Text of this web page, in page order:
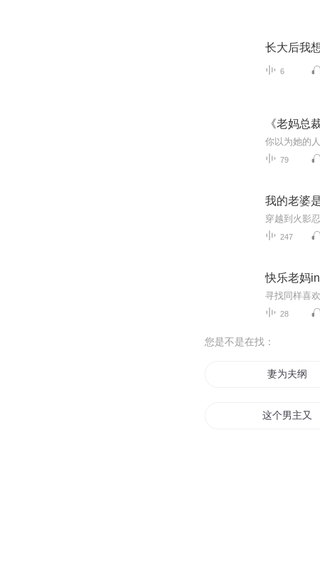
长大后我
6
《老妈总
79
我的老婆
247
快乐老妈
寻找同样喜
28
您是不是在找：
妻为夫纲
这个男主又超